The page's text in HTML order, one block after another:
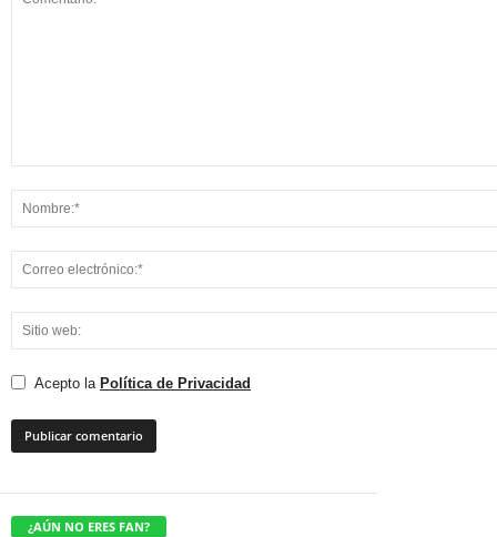
Acepto la Política de Privacidad
¿AÚN NO ERES FAN?